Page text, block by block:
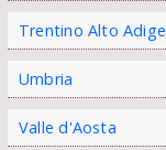
Trentino Alto Adige
Umbria
Valle d'Aosta